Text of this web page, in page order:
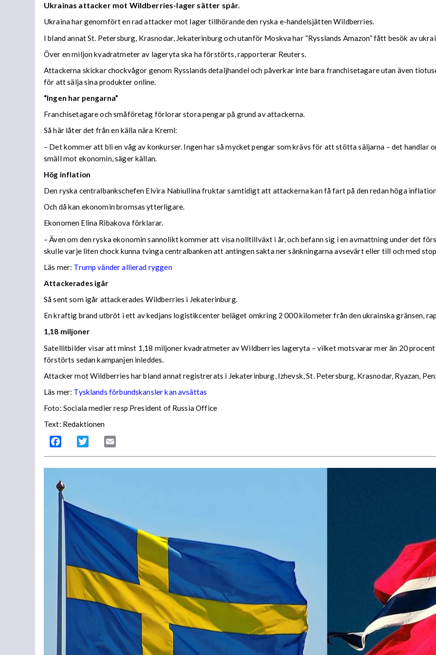
Ukrainas attacker mot Wildberries-lager sätter spår.
Ukraina har genomfört en rad attacker mot lager tillhörande den ryska e-handelsjätten Wildberries.
I bland annat St. Petersburg, Krasnodar, Jekaterinburg och utanför Moskva har “Rysslands Amazon” fått besök av
Över en miljon kvadratmeter av lageryta ska ha förstörts, rapporterar Reuters.
Attackerna skickar chockvågor genom Rysslands detaljhandel och påverkar inte bara franchisetagare utan även
för att sälja sina produkter online.
“Ingen har pengarna”
Franchisetagare och småföretag förlorar stora pengar på grund av attackerna.
Så här låter det från en källa nära Kreml:
– Det kommer att bli en våg av konkurser. Ingen har så mycket pengar som krävs för att stötta säljarna – det handlar
smäll mot ekonomin, säger källan.
Hög inflation
Den ryska centralbankschefen Elvira Nabiullina fruktar samtidigt att attackerna kan få fart på den redan höga
Och då kan ekonomin bromsas ytterligare.
Ekonomen Elina Ribakova förklarar.
– Även om den ryska ekonomin sannolikt kommer att visa nolltillväxt i år, och befann sig i en avmattning under det
skulle varje liten chock kunna tvinga centralbanken att antingen sakta ner sänkningarna avsevärt eller till och med
Läs mer: Trump vänder allierad ryggen
Attackerades igår
Så sent som igår attackerades Wildberries i Jekaterinburg.
En kraftig brand utbröt i ett av kedjans logistikcenter beläget omkring 2 000 kilometer från den ukrainska gränsen,
1,18 miljoner
Satellitbilder visar att minst 1,18 miljoner kvadratmeter av Wildberries lageryta – vilket motsvarar mer än 20
förstörts sedan kampanjen inleddes.
Attacker mot Wildberries har bland annat registrerats i Jekaterinburg, Izhevsk, St. Petersburg, Krasnodar, Ryazan,
Läs mer: Tysklands förbundskansler kan avsättas
Foto: Sociala medier resp President of Russia Office
Text: Redaktionen
Facebook Twitter